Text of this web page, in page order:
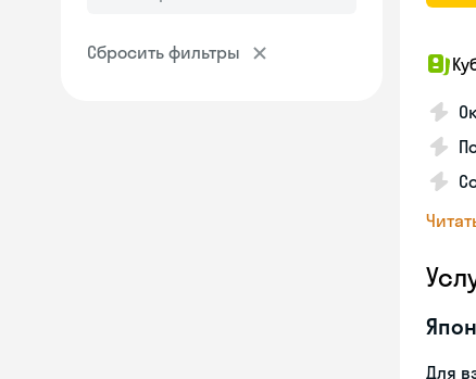
Сбросить фильтры
Для